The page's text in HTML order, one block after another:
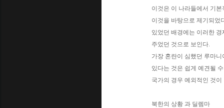
이것은 이 나라들에서 기
이것을 바탕으로 제기되었
있었던 배경에는 이러한 경
주었던 것으로 보인다.
가장 혼란이 심했던 루마
있다는 것은 쉽게 예견될
국가의 경우 예외적인 것이
북한의 상황 과 딜렘마